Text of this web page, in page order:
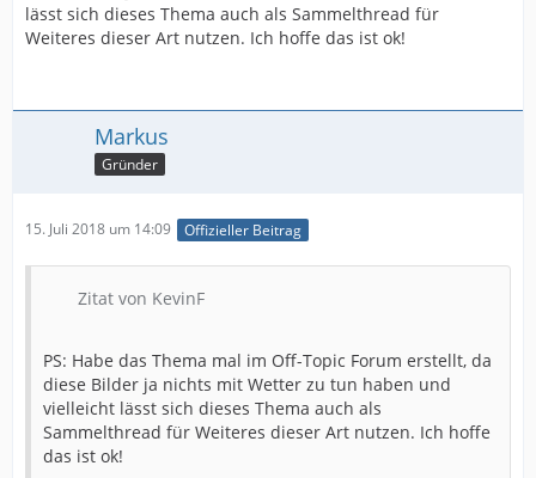
lässt sich dieses Thema auch als Sammelthread für
Weiteres dieser Art nutzen. Ich hoffe das ist ok!
Markus
Gründer
15. Juli 2018 um 14:09 Offizieller Beitrag
Zitat von KevinF
PS: Habe das Thema mal im Off-Topic Forum erstellt, da
diese Bilder ja nichts mit Wetter zu tun haben und
vielleicht lässt sich dieses Thema auch als
Sammelthread für Weiteres dieser Art nutzen. Ich hoffe
das ist ok!